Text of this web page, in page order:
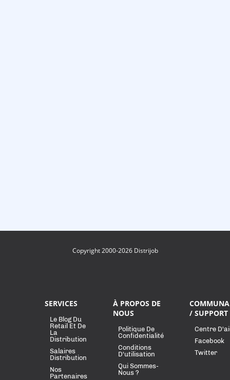
Copyright 2000-2026 Distrijob
SERVICES
Le Blog Du
Retail Et De
La
Distribution
Salaires
Distribution
Nos
Partenaires
À PROPOS DE
NOUS
Politique De
Confidentialité
Conditions
D'utilisation
Qui Sommes-
Nous ?
/ SUPPORT
Centre
Facebook
Twitter